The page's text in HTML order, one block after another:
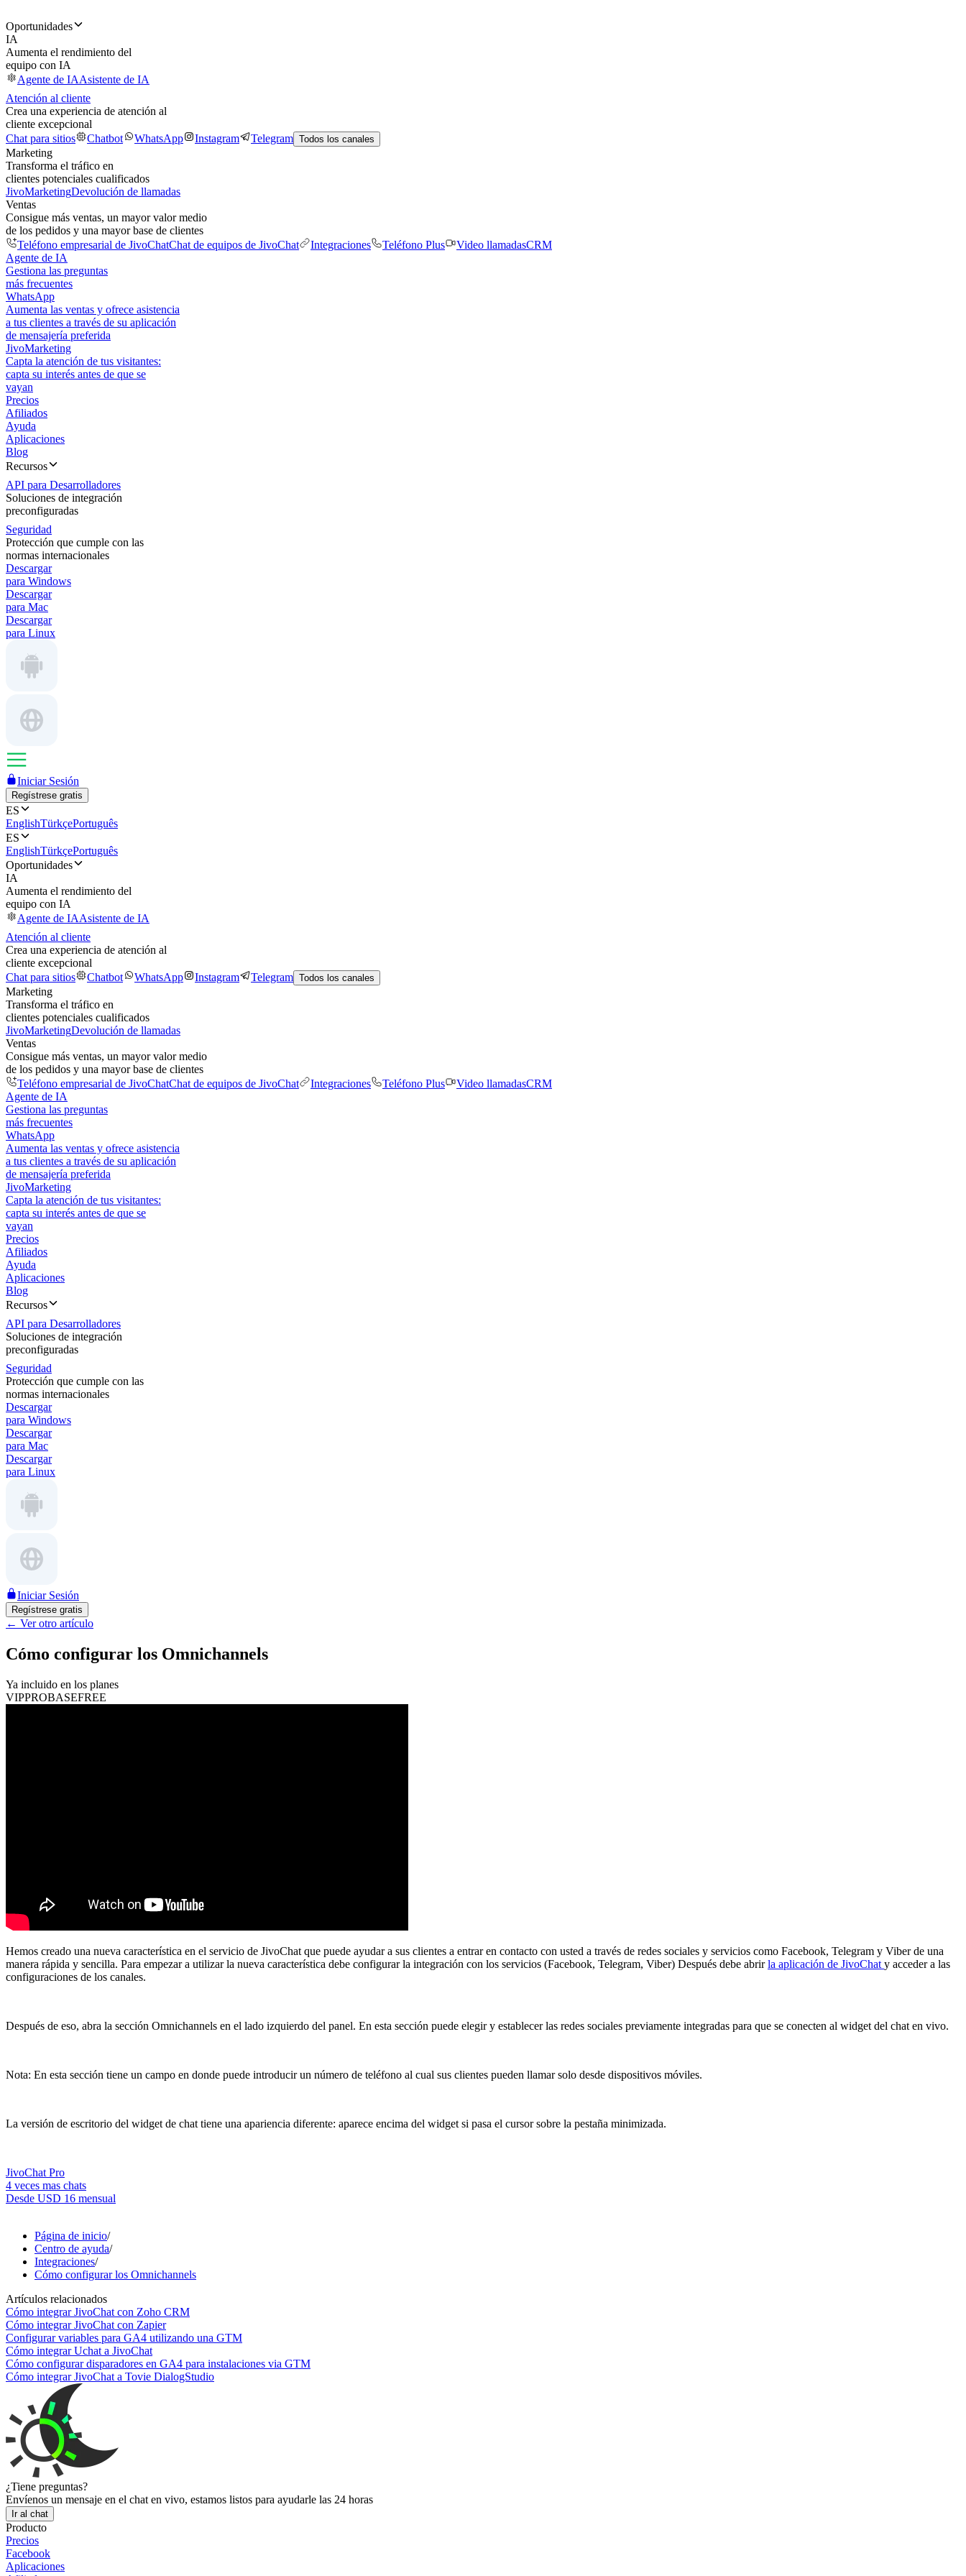
Oportunidades
IA
Aumenta el rendimiento del
equipo con IA
Agente de IAAsistente de IA
Atención al cliente
Crea una experiencia de atención al
cliente excepcional
Chat para sitios
Chatbot WhatsApp Instagram Telegram Todos los canales
Marketing
Transforma el tráfico en
clientes potenciales cualificados
JivoMarketingDevolución de llamadas
Ventas
Consigue más ventas, un mayor valor medio
de los pedidos y una mayor base de clientes
Teléfono empresarial de JivoChatChat de equipos de JivoChat Integraciones Teléfono Plus Video llamadasCRM
Agente de IA
Gestiona las preguntas
más frecuentes
WhatsApp
Aumenta las ventas y ofrece asistencia
a tus clientes a través de su aplicación
de mensajería preferida
JivoMarketing
Capta la atención de tus visitantes:
capta su interés antes de que se
vayan
Precios
Afiliados
Ayuda
Aplicaciones
Blog
Recursos
API para Desarrolladores
Soluciones de integración
preconfiguradas
Seguridad
Protección que cumple con las
normas internacionales
Descargar
para Windows
Descargar
para Mac
Descargar
para Linux
Iniciar Sesión
Regístrese gratis
ES
EnglishTürkçePortuguês
ES
EnglishTürkçePortuguês
Oportunidades
IA
Aumenta el rendimiento del
equipo con IA
Agente de IAAsistente de IA
Atención al cliente
Crea una experiencia de atención al
cliente excepcional
Chat para sitios
Chatbot WhatsApp Instagram Telegram Todos los canales
Marketing
Transforma el tráfico en
clientes potenciales cualificados
JivoMarketingDevolución de llamadas
Ventas
Consigue más ventas, un mayor valor medio
de los pedidos y una mayor base de clientes
Teléfono empresarial de JivoChatChat de equipos de JivoChat Integraciones Teléfono Plus Video llamadasCRM
Agente de IA
Gestiona las preguntas
más frecuentes
WhatsApp
Aumenta las ventas y ofrece asistencia
a tus clientes a través de su aplicación
de mensajería preferida
JivoMarketing
Capta la atención de tus visitantes:
capta su interés antes de que se
vayan
Precios
Afiliados
Ayuda
Aplicaciones
Blog
Recursos
API para Desarrolladores
Soluciones de integración
preconfiguradas
Seguridad
Protección que cumple con las
normas internacionales
Descargar
para Windows
Descargar
para Mac
Descargar
para Linux
Iniciar Sesión
Regístrese gratis
← Ver otro artículo
Cómo configurar los Omnichannels
Ya incluido en los planes
VIPPROBASEFREE
Hemos creado una nueva característica en el servicio de JivoChat que puede ayudar a sus clientes a entrar en contacto con usted a través de redes sociales y servicios como Facebook, Telegram y Viber de una
manera rápida y sencilla. Para empezar a utilizar la nueva característica debe configurar la integración con los servicios (Facebook, Telegram, Viber) Después debe abrirla aplicación de JivoChat y acceder a las
configuraciones de los canales.
Después de eso, abra la sección Omnichannels en el lado izquierdo del panel. En esta sección puede elegir y establecer las redes sociales previamente integradas para que se conecten al widget del chat en vivo.
Nota: En esta sección tiene un campo en donde puede introducir un número de teléfono al cual sus clientes pueden llamar solo desde dispositivos móviles.
La versión de escritorio del widget de chat tiene una apariencia diferente: aparece encima del widget si pasa el cursor sobre la pestaña minimizada.
JivoChat Pro
4 veces mas chats
Desde USD 16 mensual
Página de inicio/
Centro de ayuda/
Integraciones/
Cómo configurar los Omnichannels
Artículos relacionados
Cómo integrar JivoChat con Zoho CRM
Cómo integrar JivoChat con Zapier
Configurar variables para GA4 utilizando una GTM
Cómo integrar Uchat a JivoChat
Cómo configurar disparadores en GA4 para instalaciones via GTM
Cómo integrar JivoChat a Tovie DialogStudio
¿Tiene preguntas?
Envíenos un mensaje en el chat en vivo, estamos listos para ayudarle las 24 horas
Ir al chat
Producto
Precios
Facebook
Aplicaciones